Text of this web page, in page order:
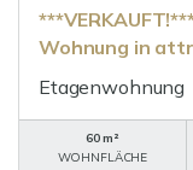
Wohnung in
Etagenwohnung
60 m²
WOHNFLÄCHE